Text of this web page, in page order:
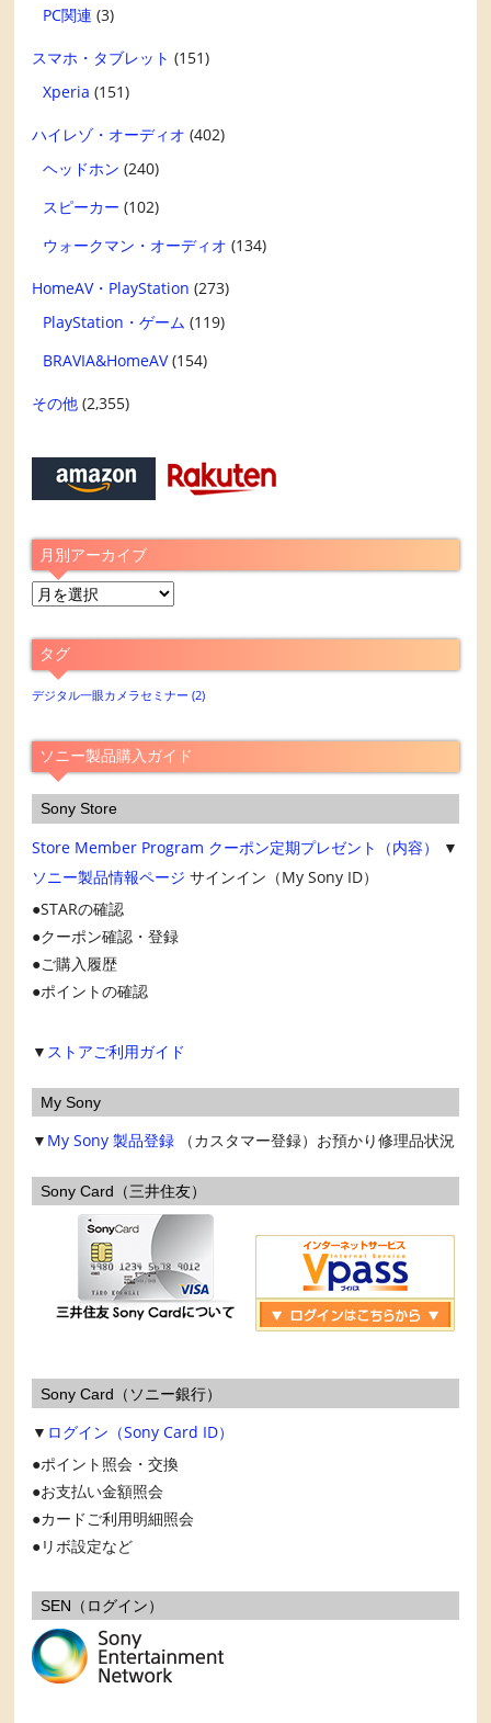
PC関連 (3)
スマホ・タブレット (151)
Xperia (151)
ハイレゾ・オーディオ (402)
ヘッドホン (240)
スピーカー (102)
ウォークマン・オーディオ (134)
HomeAV・PlayStation (273)
PlayStation・ゲーム (119)
BRAVIA&HomeAV(154)
その他 (2,355)
月別アーカイブ
月
ア
ー
カ
ブ
タグ
デジタル一眼カメラセミナー (2)
ソニー製品購入ガイド
Sony Store
Store Member Program クーポン定期プレゼント（内容）
▼
ソニー製品情報ページ サインイン（My Sony ID）
STARの確認
クーポン確認・登録
ご購入履歴
ポイントの確認
▼ ストアご利用ガイド
My Sony
▼ My Sony 製品登録 （カスタマー登録）お預かり修理品状況
Sony Card（三井住友）
Sony Card（ソニー銀行）
▼ ログイン（Sony Card ID）
ポイント照会・交換
お支払い金額照会
カードご利用明細照会
リボ設定など
SEN（ログイン）